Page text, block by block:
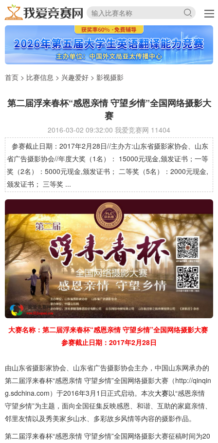
首页 > 比赛信息 > 兴趣爱好 > 影视摄影
第二届浮来春杯“感恩亲情 守望乡情”全国网络摄影大
赛
2016-03-02 09:32:00 我爱竞赛网 11404
参赛截止日期：2017年2月28日//主办方:山东省摄影家协会、山东
省广告摄影协会//年度大奖（1名）： 15000元现金,颁发证书；一等
奖（2名）：5000元现金,颁发证书； 二等奖（5名）：2000元现金,
颁发证书； 三等奖 ...
大赛名称：第二届浮来春杯“感恩亲情 守望乡情”全国网络摄影大赛
参赛截止日期：2017年2月28日
由山东省摄影家协会、山东省广告摄影协会主办，中国山东网承办的
第二届浮来春杯“感恩亲情 守望乡情”全国网络摄影大赛（http://qinqin
g.sdchina.com）于2016年3月1日正式启动。本次大赛以“感恩亲情
守望乡情”为主题，面向全国征集反映感恩、和谐、互助的家庭亲情、
邻里友情以及秀美家乡山水、多彩故乡风情等内容的摄影作品。
第二届浮来春杯“感恩亲情 守望乡情”全国网络摄影大赛征稿时间为20